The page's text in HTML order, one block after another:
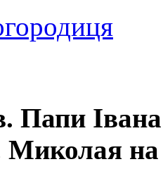
Папи
Миколая на